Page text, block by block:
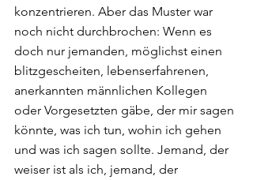
konzentrieren. Aber das Muster war
noch nicht durchbrochen: Wenn es
doch nur jemanden, möglichst einen
blitzgescheiten, lebenserfahrenen,
anerkannten männlichen Kollegen
oder Vorgesetzten gäbe, der mir sagen
könnte, was ich tun, wohin ich gehen
und was ich sagen sollte. Jemand, der
weiser ist als ich, jemand, der